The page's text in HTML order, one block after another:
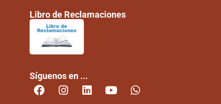
Libro de Reclamaciones
Síguenos en ...